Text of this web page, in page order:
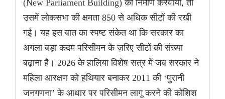
(New Parliament Building) का निर्माण करवाया, तो
उसमें लोकसभा की क्षमता 850 से अधिक सीटों की रखी
गई। यह इस बात का स्पष्ट संकेत था कि सरकार का
अगला बड़ा कदम परिसीमन के ज़रिए सीटों की संख्या
बढ़ाना है। 2026 के हालिया विशेष सत्र में जब सरकार ने
महिला आरक्षण को हथियार बनाकर 2011 की ‘पुरानी
जनगणना’ के आधार पर परिसीमन लागू करने की कोशिश